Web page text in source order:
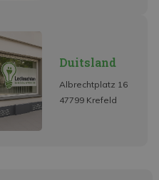
Duitsland
Albrechtplatz 16
47799 Krefeld